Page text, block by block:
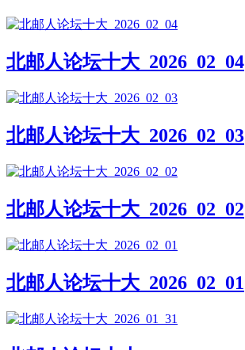
北邮人论坛十大_2026_02_04
北邮人论坛十大_2026_02_03
北邮人论坛十大_2026_02_02
北邮人论坛十大_2026_02_01